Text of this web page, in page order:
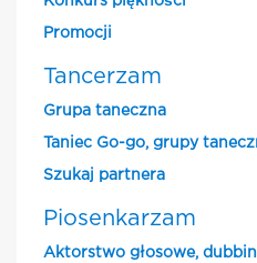
Promocji
Tancerzam
Grupa taneczna
Taniec Go-go, grupy
Szukaj partnera
Piosenkarzam
Aktorstwo głosowe,